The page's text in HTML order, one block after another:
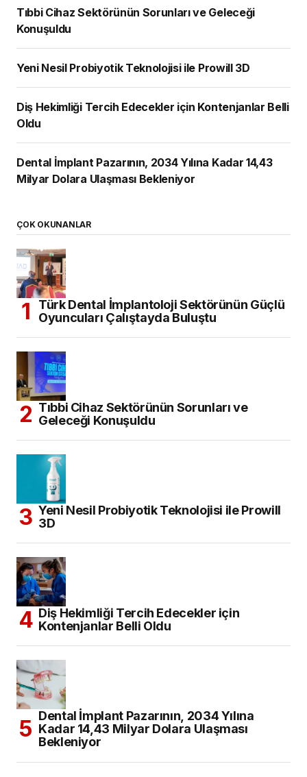
Tıbbi Cihaz Sektörünün Sorunları ve Geleceği
Konuşuldu
Yeni Nesil Probiyotik Teknolojisi ile Prowill 3D
Diş Hekimliği Tercih Edecekler için Kontenjanlar Belli
Oldu
Dental İmplant Pazarının, 2034 Yılına Kadar 14,43
Milyar Dolara Ulaşması Bekleniyor
ÇOK OKUNANLAR
Türk Dental İmplantoloji Sektörünün Güçlü
Oyuncuları Çalıştayda Buluştu
Tıbbi Cihaz Sektörünün Sorunları ve
Geleceği Konuşuldu
Yeni Nesil Probiyotik Teknolojisi ile Prowill
3D
Diş Hekimliği Tercih Edecekler için
Kontenjanlar Belli Oldu
Dental İmplant Pazarının, 2034 Yılına
Kadar 14,43 Milyar Dolara Ulaşması
Bekleniyor